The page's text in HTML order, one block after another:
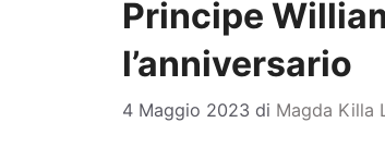
Principe
l’anniversario
4 Maggio 2023 di Magda Killa